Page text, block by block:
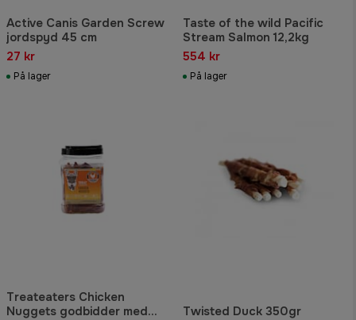
Active Canis Garden Screw
jordspyd 45 cm
27 kr
På lager
Taste of the wild Pacific
Stream Salmon 12,2kg
554 kr
På lager
Treateaters Chicken
Nuggets godbidder med
Twisted Duck 350gr